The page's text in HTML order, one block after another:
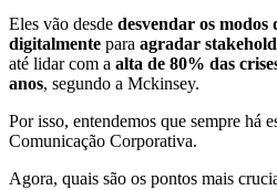
Eles vão desde desvendar os modos
digitalmente para agradar
até lidar com a alta de 80% das
anos, segundo a Mckinsey.
Por isso, entendemos que sempre há
Comunicação Corporativa.
Agora, quais são os pontos mais